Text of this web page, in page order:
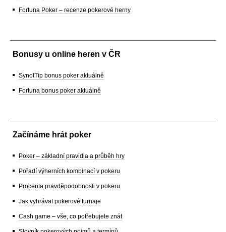
Fortuna Poker – recenze pokerové herny
Bonusy u online heren v ČR
SynotTip bonus poker aktuálně
Fortuna bonus poker aktuálně
Začínáme hrát poker
Poker – základní pravidla a průběh hry
Pořadí výherních kombinací v pokeru
Procenta pravděpodobnosti v pokeru
Jak vyhrávat pokerové turnaje
Cash game – vše, co potřebujete znát